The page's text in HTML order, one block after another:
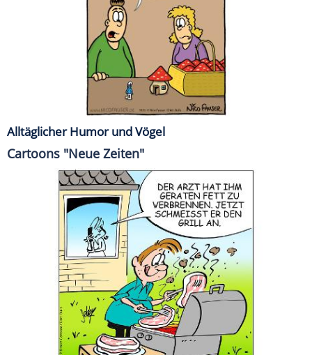
Alltäglicher Humor und Vögel
Cartoons "Neue Zeiten"